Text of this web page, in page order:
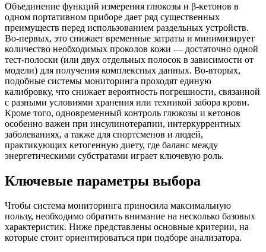
Объединение функций измерения глюкозы и β-кетонов в
одном портативном приборе дает ряд существенных
преимуществ перед использованием раздельных устройств.
Во-первых, это снижает временные затраты и минимизирует
количество необходимых проколов кожи — достаточно одной
тест-полоски (или двух отдельных полосок в зависимости от
модели) для получения комплексных данных. Во-вторых,
подобные системы мониторинга проходят единую
калибровку, что снижает вероятность погрешности, связанной
с разными условиями хранения или техникой забора крови.
Кроме того, одновременный контроль глюкозы и кетонов
особенно важен при инсулинотерапии, интеркуррентных
заболеваниях, а также для спортсменов и людей,
практикующих кетогенную диету, где баланс между
энергетическими субстратами играет ключевую роль.
Ключевые параметры выбора
Чтобы система мониторинга приносила максимальную
пользу, необходимо обратить внимание на несколько базовых
характеристик. Ниже представлены основные критерии, на
которые стоит ориентироваться при подборе анализатора.